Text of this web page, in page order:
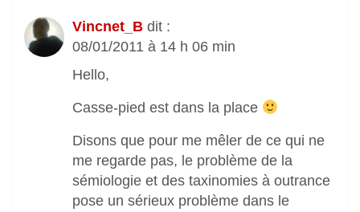
Vincnet_B dit :
08/01/2011 à 14 h 06 min
Hello,
Casse-pied est dans la place
Disons que pour me mêler de ce qui ne
me regarde pas, le problème de la
sémiologie et des taxinomies à outrance
pose un sérieux problème dans le